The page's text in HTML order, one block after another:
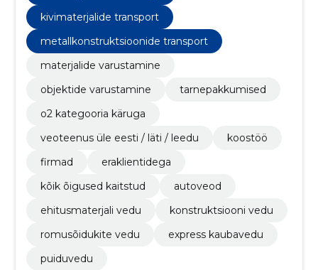
kivimaterjalide transport
metallkonstruktsioonide transport
materjalide varustamine
objektide varustamine
tarnepakkumised
o2 kategooria käruga
veoteenus üle eesti / läti / leedu
koostöö
firmad
eraklientidega
kõik õigused kaitstud
autoveod
ehitusmaterjali vedu
konstruktsiooni vedu
romusõidukite vedu
express kaubavedu
puiduvedu